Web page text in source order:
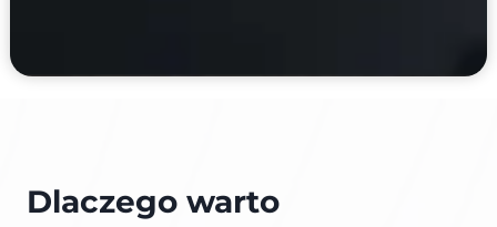
Dlaczego warto